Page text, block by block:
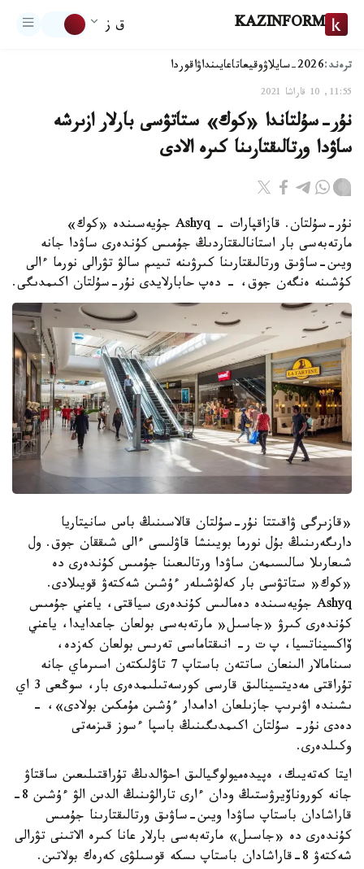
KAZINFORM ق ز
ترەند:2026-سايلاۋ وقيعاتاعايىنداۋاقوردا
11:55, 10 قاراشا 2021
نۇر-سۇلتاندا «كوك» ستاتۋسى بارلار ازىرشە
ساۋدا ورتالىقتارىنا كىرە الادى
نۇر-سۇلتان. قازاقپارات - Ashyq جۇيەسىندە «كوك»
مارتەبەسى بار استانالىقتاردىڭ جۇمىس كۇندەرى ساۋدا جانە
ويىن-ساۋىق ورتالىقتارىنا كىرۋىنە تىيىم سالۋ تۋرالى نورما ءالى
كۇشىنە ەنگەن جوق، - دەپ حابارلايدى نۇر-سۇلتان اكىمدىگى.
«قازىرگى ۋاقىتتا نۇر-سۇلتان قالاسىنىڭ باس سانيتاريا
دارىگەرىنىڭ بۇل نورما بويىنشا قاۋلىسى ءالى شىققان جوق. ول
شىعارىلا سالىسىمەن ساۋدا ورتالىعىنا جۇمىس كۇندەرى دە
«كوك« ستاتۋسى بار كەلۋشىلەر ءۇشىن شەكتەۋ قويىلادى.
Ashyq جۇيەسىندە دەمالىس كۇندەرى سياقتى، ياعني جۇمىس
كۇندەرى كىرۋ «جاسىل« مارتەبەسى بولعان جاعدايدا، ياعني
ۆاكسيناتسيا، پ ت ر- انىقتاماسى تەرىس بولعان كەزدە،
سىنامالار الىنعان ساتتەن باستاپ 7 تاۋلىكتەن اسىرماي جانە
تۇراقتى مەديتسينالىق قارسى كورسەتىلىمدەرى بار، سوڭعى 3 اي
ىشىندە اۋىرىپ جازىلعان ادامدار ءۇشىن مۇمكىن بولادى»، -
دەدى نۇر- سۇلتان اكىمدىگىنىڭ باسپا ءسوز قىزمەتى
وكىلدەرى.
ايتا كەتەيىك، ەپيدەميولوگيالىق احۋالدىڭ تۇراقتىلىعىن ساقتاۋ
جانە كوروناۆيرۋستىڭ ودان ءارى تارالۋىنىڭ الدىن الۋ ءۇشىن 8-
قاراشادان باستاپ ساۋدا ويىن-ساۋىق ورتالىقتارىنا جۇمىس
كۇندەرى دە «جاسىل» مارتەبەسى بارلار عانا كىرە الاتىنى تۋرالى
شەكتەۋ 8-قاراشادان باستاپ ىسكە قوسىلۋى كەرەك بولاتىن.